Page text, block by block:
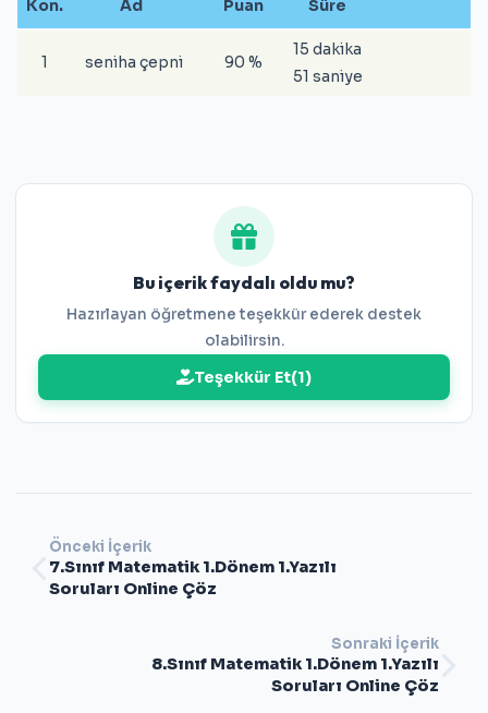
Kon. Ad Puan Süre
1 seniha çepni 90 %
15 dakika
51 saniye
Bu içerik faydalı oldu mu?
Hazırlayan öğretmene teşekkür ederek destek
olabilirsin.
Teşekkür Et(1)
Önceki İçerik
7.Sınıf Matematik 1.Dönem 1.Yazılı
Soruları Online Çöz
Sonraki İçerik
8.Sınıf Matematik 1.Dönem 1.Yazılı
Soruları Online Çöz